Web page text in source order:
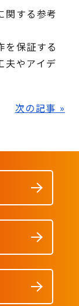
関する参考
を保証する
夫やアイデ
次の記事 »